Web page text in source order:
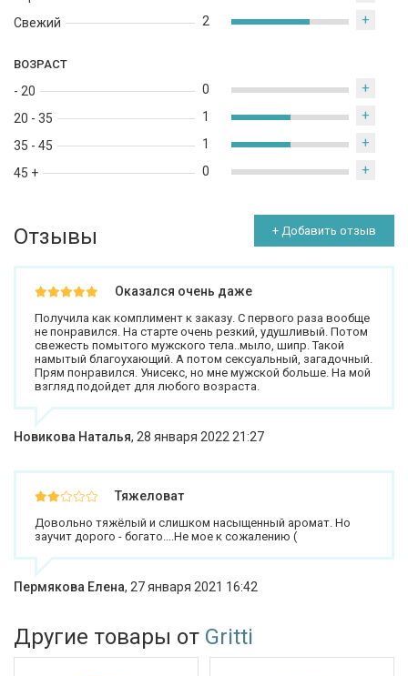
Свежий
2 +
ВОЗРАСТ
- 20
20 - 35
35 - 45
45 +
0 +
1 +
1 +
0 +
Отзывы + Добавить отзыв
Оказался очень даже
Получила как комплимент к заказу. С первого раза вообще
не понравился. На старте очень резкий, удушливый. Потом
свежесть помытого мужского тела..мыло, шипр. Такой
намытый благоухающий. А потом сексуальный, загадочный.
Прям понравился. Унисекс, но мне мужской больше. На мой
взгляд подойдет для любого возраста.
Новикова Наталья, 28 января 2022 21:27
Тяжеловат
Довольно тяжёлый и слишком насыщенный аромат. Но
заучит дорого - богато....Не мое к сожалению (
Пермякова Елена, 27 января 2021 16:42
Другие товары от Gritti